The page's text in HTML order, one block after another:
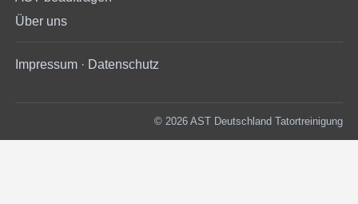
Über uns
Impressum · Datenschutz
© 2026 AST Deutschland Tatortreinigung